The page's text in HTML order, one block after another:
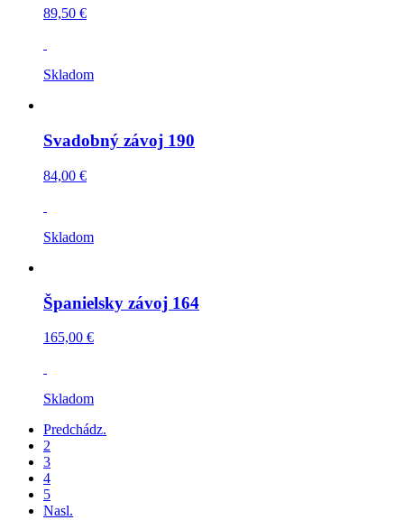
89,50 €
Skladom
Svadobný závoj 190
84,00 €
Skladom
Španielsky závoj 164
165,00 €
Skladom
Predchádz.
2
3
4
5
Nasl.